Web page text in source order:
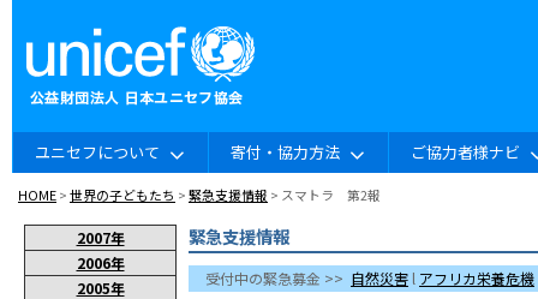
ユニセフについて 寄付・協力方法 ご協力者様ナビ
HOME>世界の子どもたち >緊急支援情報 > スマトラ 第2報
2007年
2006年
2005年
緊急支援情報
受付中の緊急募金 >> 自然災害 l アフリカ栄養危機